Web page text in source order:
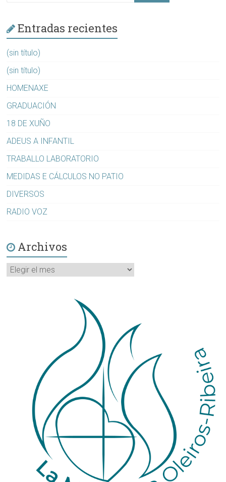
Entradas recientes
(sin título)
(sin título)
HOMENAXE
GRADUACIÓN
18 DE XUÑO
ADEUS A INFANTIL
TRABALLO LABORATORIO
MEDIDAS E CÁLCULOS NO PATIO
DIVERSOS
RADIO VOZ
Archivos
Archivos